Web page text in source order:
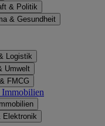
& Politik
& Gesundheit
Logistik
Umwelt
FMCG
Immobilien
Elektronik